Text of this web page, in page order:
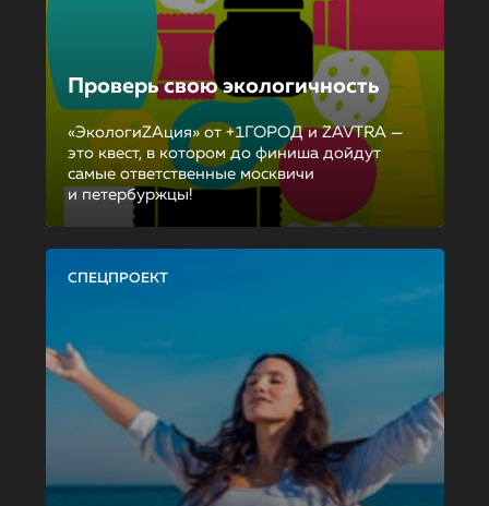
Проверь свою экологичность
«ЭкологиZAция» от +1ГОРОД и ZAVTRA —
это квест, в котором до финиша дойдут
самые ответственные москвичи
и петербуржцы!
СПЕЦПРОЕКТ